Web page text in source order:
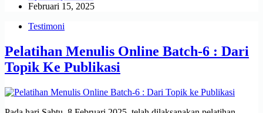
Februari 15, 2025
Testimoni
Pelatihan Menulis Online Batch-6 : Dari
Topik Ke Publikasi